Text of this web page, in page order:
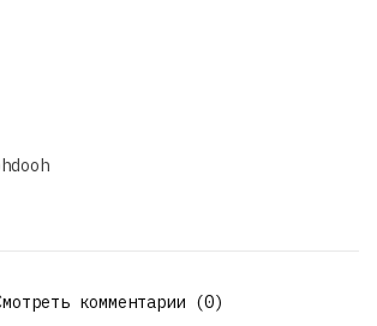
комментарии (0)